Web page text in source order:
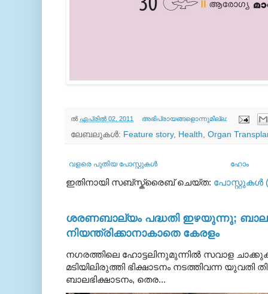
ല്‍ ഏപ്രിൽ 02, 2011 അഭിപ്രായങ്ങളൊന്നുമില്ല:
ലേബലുകള്‍: Feature story, Health, Organ
വളരെ പുതിയ പോസ്റ്റുകള്‍ ഹോം
ഇതിനായി സബ്‌സ്ക്രൈബ് ചെയ്ത: പോസ്റ്റുകള്‍
ശരണബാല്യം പദ്ധതി ഇഴയുന്നു;
നിയന്ത്രിക്കാനാകാതെ കേരളം
നഗരത്തിലെ ഹോട്ടലിനുമുന്നിൽ സവാള
മടിയിലിരുത്തി ഭിക്ഷാടനം നടത്തിവന്ന
ബാലഭിക്ഷാടനം, തെര...